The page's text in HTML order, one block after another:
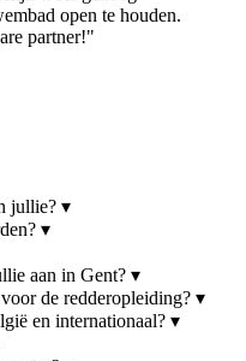
open te houden.
partner!"
jullie? ▾
▾
aan in Gent? ▾
de redderopleiding? ▾
en internationaal? ▾